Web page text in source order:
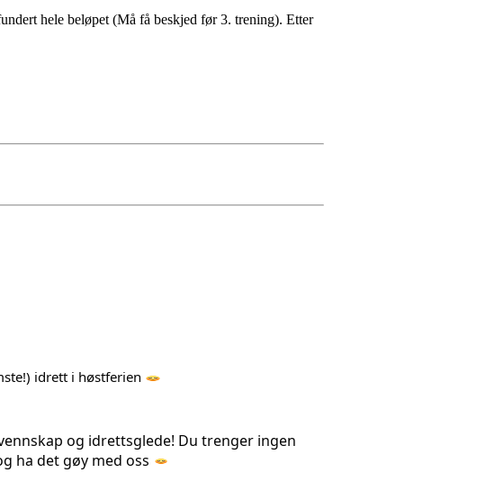
hele beløpet (Må få beskjed før 3. trening). Etter
idrett i høstferien
og idrettsglede! Du trenger ingen
ha det gøy med oss